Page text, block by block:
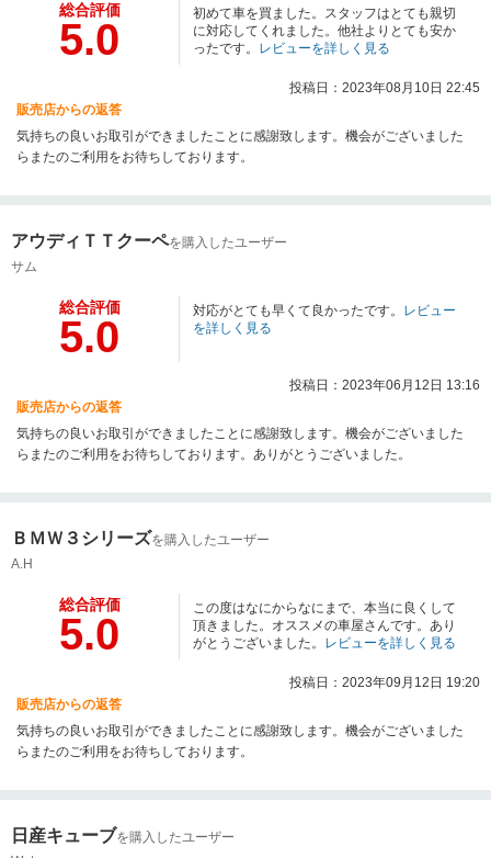
総合評価
5.0
初めて車を買ました。スタッフはとても親切
に対応してくれました。他社よりとても安か
ったです。 レビューを詳しく見る
投稿日：2023年08月10日 22:45
販売店からの返答
気持ちの良いお取引ができましたことに感謝致します。機会がございました
らまたのご利用をお待ちしております。
アウディＴＴクーペを購入したユーザー
サム
総合評価
5.0
対応がとても早くて良かったです。 レビュー
を詳しく見る
投稿日：2023年06月12日 13:16
販売店からの返答
気持ちの良いお取引ができましたことに感謝致します。機会がございました
らまたのご利用をお待ちしております。ありがとうございました。
ＢＭＷ３シリーズを購入したユーザー
A.H
総合評価
5.0
この度はなにからなにまで、本当に良くして
頂きました。オススメの車屋さんです。あり
がとうございました。 レビューを詳しく見る
投稿日：2023年09月12日 19:20
販売店からの返答
気持ちの良いお取引ができましたことに感謝致します。機会がございました
らまたのご利用をお待ちしております。
日産キューブを購入したユーザー